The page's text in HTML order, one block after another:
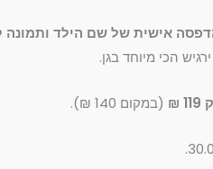
אישית של שם הילד
הכי מיוחד בגן.
(במקום 140 ₪).